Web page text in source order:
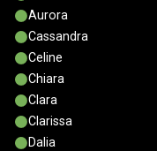
Aurora
Cassandra
Celine
Chiara
Clara
Clarissa
Dalia